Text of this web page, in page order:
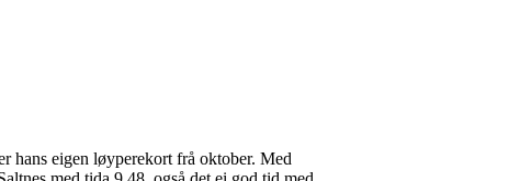
hans eigen løyperekort frå oktober. Med